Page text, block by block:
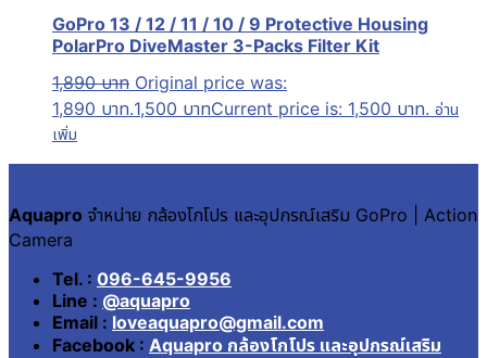
GoPro 13 / 12 / 11 / 10 / 9 Protective Housing
PolarPro DiveMaster 3-Packs Filter Kit
1,890บาท Original price was:
1,890 บาท.1,500 บาทCurrent price is: 1,500 บาท. อ่าน
เพิ่ม
Aquapro จำหน่าย กล้องโกโปร และอุปกรณ์เสริม GoPro | Action
Camera
Tel. : 096-645-9956
Line : @aquapro
Email : loveaquapro@gmail.com
Facebook : Aquapro กล้องโกโปร และอุปกรณ์เสริม